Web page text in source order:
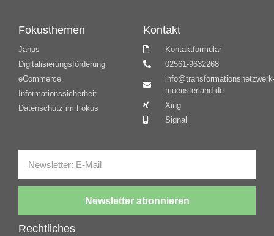
Fokusthemen
Janus
Digitalisierungsförderung
eCommerce
Informationssicherheit
Datenschutz im Fokus
Kontakt
Kontaktformular
02561-9632268
muensterland.de
Xing
Signal
Newsletter abonnieren
Rechtliches